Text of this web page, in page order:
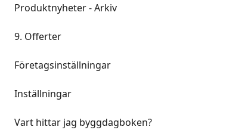
Produktnyheter - Arkiv
9. Offerter
Företagsinställningar
Inställningar
Vart hittar jag byggdagboken?